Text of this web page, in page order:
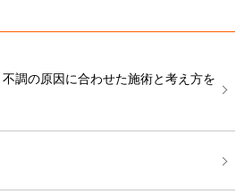
調の原因に合わせた施術と考え方を